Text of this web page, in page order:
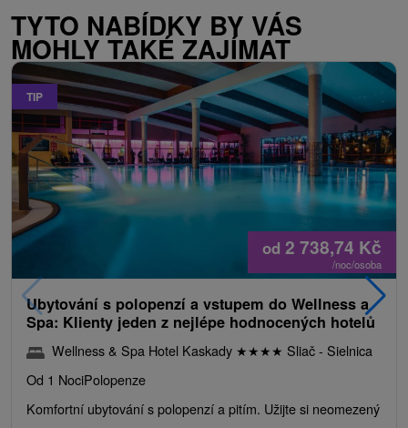
TYTO NABÍDKY BY VÁS
MOHLY TAKÉ ZAJÍMAT
TIP
od 2 738,74 Kč
/noc/osoba
Ubytování s polopenzí a vstupem do Wellness a
Spa: Klienty jeden z nejlépe hodnocených hotelů
Wellness & Spa Hotel Kaskady ★★★★ Sliač - Sielnica
Od 1 NociPolopenze
Komfortní ubytování s polopenzí a pitím. Užijte si neomezený